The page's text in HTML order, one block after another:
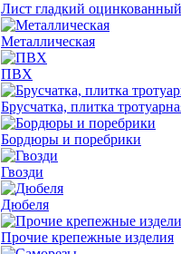
Лист гладкий
Металлическая
ПВХ
Брусчатка, плитка
Бордюры и поребрики
Гвозди
Дюбеля
Прочие крепежные изделия